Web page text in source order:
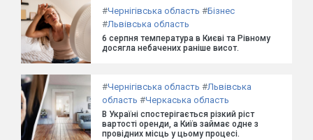
#Чернігівська область #Бізнес
#Львівська область
6 серпня температура в Києві та Рівному
досягла небачених раніше висот.
#Чернігівська область #Львівська
область #Черкаська область
В Україні спостерігається різкий ріст
вартості оренди, а Київ займає одне з
провідних місць у цьому процесі.